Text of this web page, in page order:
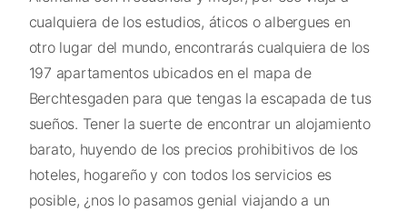
cualquiera de los estudios, áticos o albergues en
otro lugar del mundo, encontrarás cualquiera de los
197 apartamentos ubicados en el mapa de
Berchtesgaden para que tengas la escapada de tus
sueños. Tener la suerte de encontrar un alojamiento
barato, huyendo de los precios prohibitivos de los
hoteles, hogareño y con todos los servicios es
posible, ¿nos lo pasamos genial viajando a un